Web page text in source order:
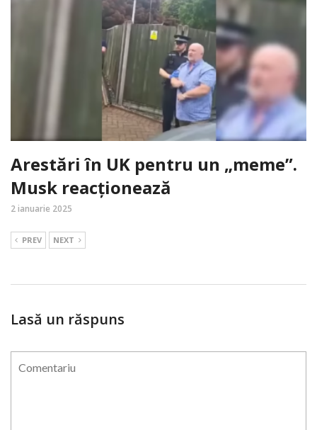
Arestări în UK pentru un „meme”.
Musk reacționează
2 ianuarie 2025
PREV NEXT
Lasă un răspuns